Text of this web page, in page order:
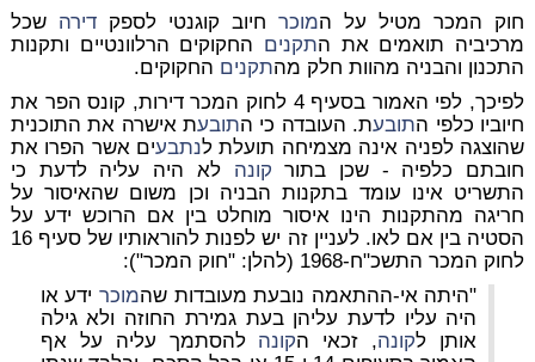
חוק המכר מטיל על המוכרחיוב קוגנטי לספקדירה שכל
מרכיביה תואמים את התקנים החקוקים הרלוונטיים ותקנות
התכנון והבניה מהוות חלק מהתקנים החקוקים.
לפיכך, לפי האמור בסעיף 4 לחוק המכר דירות, קונס הפר את
חיוביו כלפי התובעת. העובדה כי התובעת אישרה את התוכנית
שהוצגה לפניה אינה מצמיחה תועלת לנתבעים אשר הפרו את
חובתם כלפיה - שכן בתור קונה לא היה עליה לדעת כי
התשריט אינו עומד בתקנות הבניה וכן משום שהאיסור על
חריגה מהתקנות הינו איסור מוחלט בין אם הרוכש ידע על
הסטיה בין אם לאו. לעניין זה יש לפנות להוראותיו של סעיף 16
לחוק המכר התשכ"ח-1968 (להלן: "חוק המכר"):
"היתה אי-ההתאמה נובעת מעובדות שהמוכר ידע או
היה עליו לדעת עליהן בעת גמירת החוזה ולא גילה
אותן לקונה, זכאי הקונה להסתמך עליה על אף